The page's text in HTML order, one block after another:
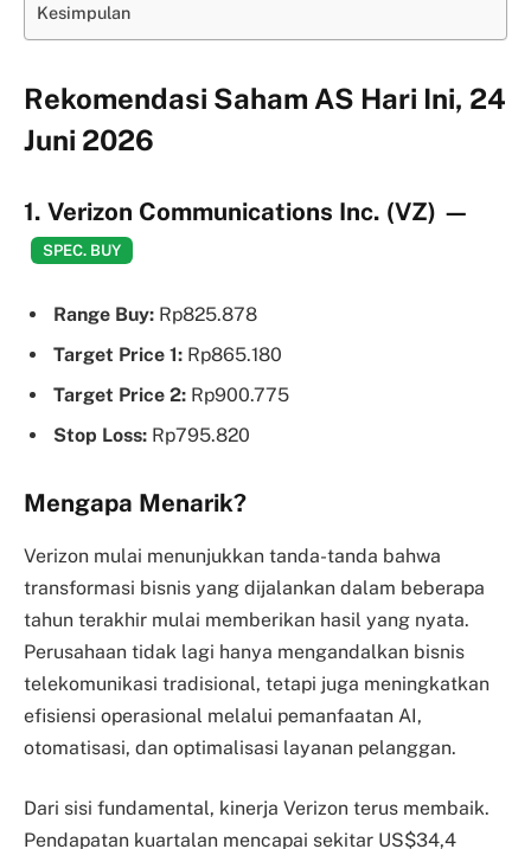
Kesimpulan
Rekomendasi Saham AS Hari Ini, 24
Juni 2026
1. Verizon Communications Inc. (VZ) —
SPEC. BUY
Range Buy: Rp825.878
Target Price 1: Rp865.180
Target Price 2: Rp900.775
Stop Loss: Rp795.820
Mengapa Menarik?
Verizon mulai menunjukkan tanda-tanda bahwa
transformasi bisnis yang dijalankan dalam beberapa
tahun terakhir mulai memberikan hasil yang nyata.
Perusahaan tidak lagi hanya mengandalkan bisnis
telekomunikasi tradisional, tetapi juga meningkatkan
efisiensi operasional melalui pemanfaatan AI,
otomatisasi, dan optimalisasi layanan pelanggan.
Dari sisi fundamental, kinerja Verizon terus membaik.
Pendapatan kuartalan mencapai sekitar US$34,4